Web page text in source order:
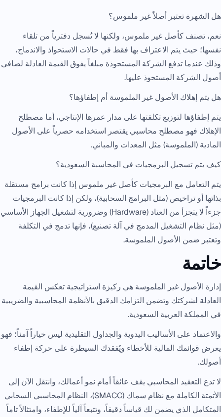
هل الشهرة تعتبر أصلاً غير ملموس؟
نعم، تصنف كأصل غير ملموس، ولكنها لا تُسجل دفترياً من تلقاء
نفسها؛ حيث يتم الاعتراف بها فقط في حالات الاستحواذ والاندماج،
وذلك عندما تدفع الشركة المستحوذة مبلغاً يفوق القيمة العادلة لصافي
أصول الشركة المستحوذ عليها.
هل يتم إهلاك الأصول غير الملموسة أم إطفاؤها؟
يتم إطفاؤها لتوزيع تكلفتها على مدار عمرها الإنتاجي، أما مصطلح
الإهلاك فهو مصطلح محاسبي يقتصر استخدامه حصرياً على الأصول
المادية (الملموسة) مثل المعدات والمباني.
كيف يتم تسجيل البرمجيات في المحاسبة السعودية؟
يتم التعامل مع البرمجيات كأصل غير ملموس إذا كانت برامج مستقلة
بذاتها أو تراخيص (مثل البرامج السحابية)، ولكن إذا كانت البرمجيات
جزءاً لا يتجزأ من العتاد (Hardware) وضرورية لتشغيل الجهاز الأساسي
(مثل نظام التشغيل المدمج في آلة تصنيع)، فإنها تدمج في التكلفة
وتعتبر ضمن الأصول الملموسة.
خاتمة
إدارة الأصول غير الملموسة هي ركيزة استراتيجية تعكس القيمة
العادلة لشركتك وتضمن التزامك الدقيق بالأنظمة المحاسبية والضريبية
في المملكة العربية السعودية.
والاعتماد على الأساليب اليدوية والجداول التقليدية ليس خياراً آمناً؛ فهو
يعرض قوائمك المالية للأخطاء ويُفقدك السيطرة على حركة إطفاء
أصولك.
لا تدع التعقيد المحاسبي يقف عائقاً أمام نمو أعمالك، وانتقل الآن إلى
الأتمتة الكاملة مع نظام سماك (SMACC)، النظام المحاسبي السحابي
المتكامل الذي يضمن لك قياساً دقيقاً، وتتبعاً آلياً للإطفاء، وامتثالاً تاماً